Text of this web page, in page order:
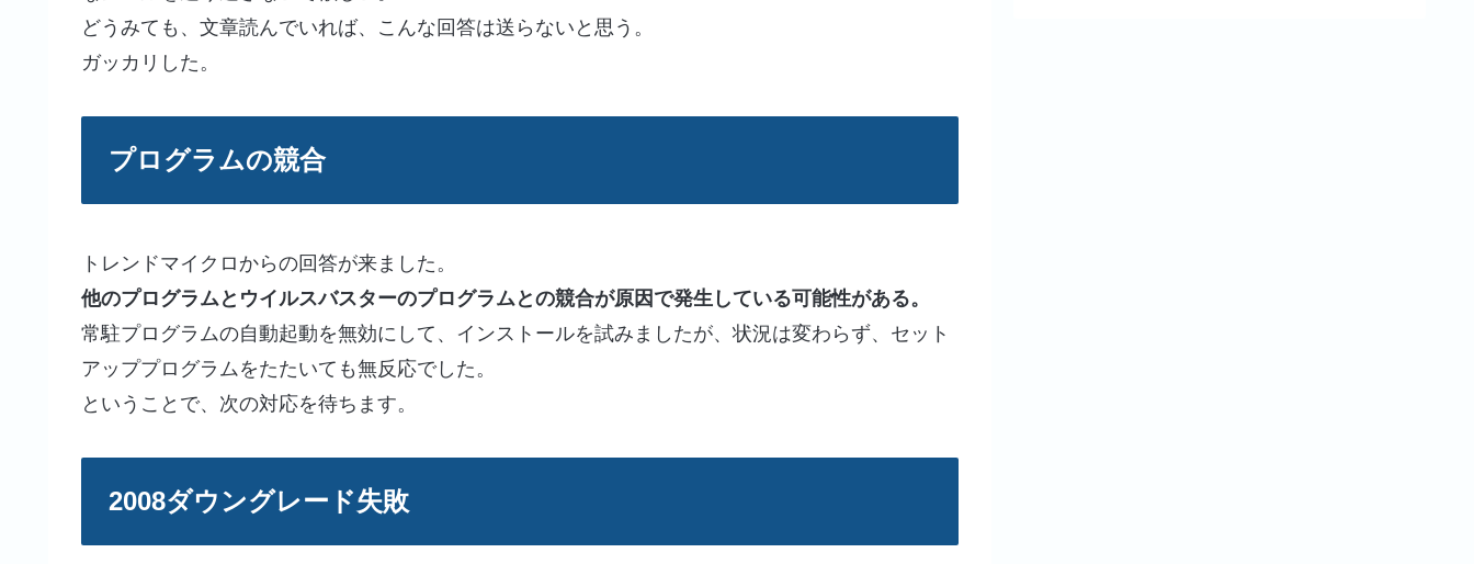
どうみても、文章読んでいれば、こんな回答は送らないと思う。
ガッカリした。
プログラムの競合
トレンドマイクロからの回答が来ました。
他のプログラムとウイルスバスターのプログラムとの競合が原因で発生している可能性がある。
常駐プログラムの自動起動を無効にして、インストールを試みましたが、状況は変わらず、セット
アッププログラムをたたいても無反応でした。
ということで、次の対応を待ちます。
2008ダウングレード失敗